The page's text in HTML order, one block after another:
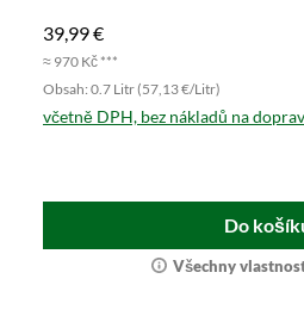
39,99 €
≈ 970 Kč ***
Obsah: 0.7 Litr (57,13 €/Litr)
včetně DPH, bez nákladů na
Do
Všechny